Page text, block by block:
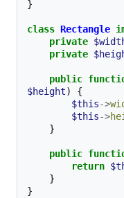
}
class Rectangle
private
private
public
$height)
{
$this->
$this->
}
public
return
}
}